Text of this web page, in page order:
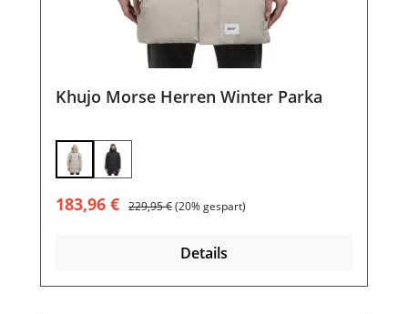
Khujo Morse Herren Winter Parka
Verkaufspreis:
183,96 € Regulärer Preis:
229,95 €(20% gespart)
Details